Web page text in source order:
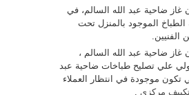
غاز ضاحية عبد الله السالم، في
الطباخ الموجود بالمنزل تحت
ضاحية عبد الله السالم ،
علي تصليح طباخات ضاحية عبد
تكون موجودة في انتظار العملاء
مركزي .